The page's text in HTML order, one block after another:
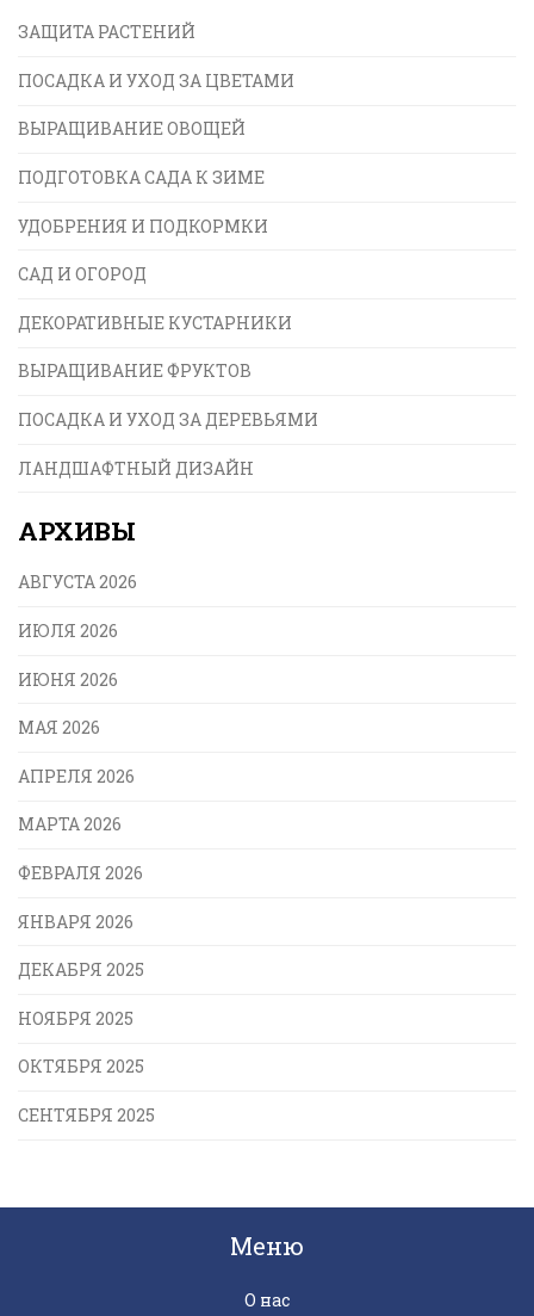
ЗАЩИТА РАСТЕНИЙ
ПОСАДКА И УХОД ЗА ЦВЕТАМИ
ВЫРАЩИВАНИЕ ОВОЩЕЙ
ПОДГОТОВКА САДА К ЗИМЕ
УДОБРЕНИЯ И ПОДКОРМКИ
САД И ОГОРОД
ДЕКОРАТИВНЫЕ КУСТАРНИКИ
ВЫРАЩИВАНИЕ ФРУКТОВ
ПОСАДКА И УХОД ЗА ДЕРЕВЬЯМИ
ЛАНДШАФТНЫЙ ДИЗАЙН
АРХИВЫ
АВГУСТА 2026
ИЮЛЯ 2026
ИЮНЯ 2026
МАЯ 2026
АПРЕЛЯ 2026
МАРТА 2026
ФЕВРАЛЯ 2026
ЯНВАРЯ 2026
ДЕКАБРЯ 2025
НОЯБРЯ 2025
ОКТЯБРЯ 2025
СЕНТЯБРЯ 2025
Меню
О нас